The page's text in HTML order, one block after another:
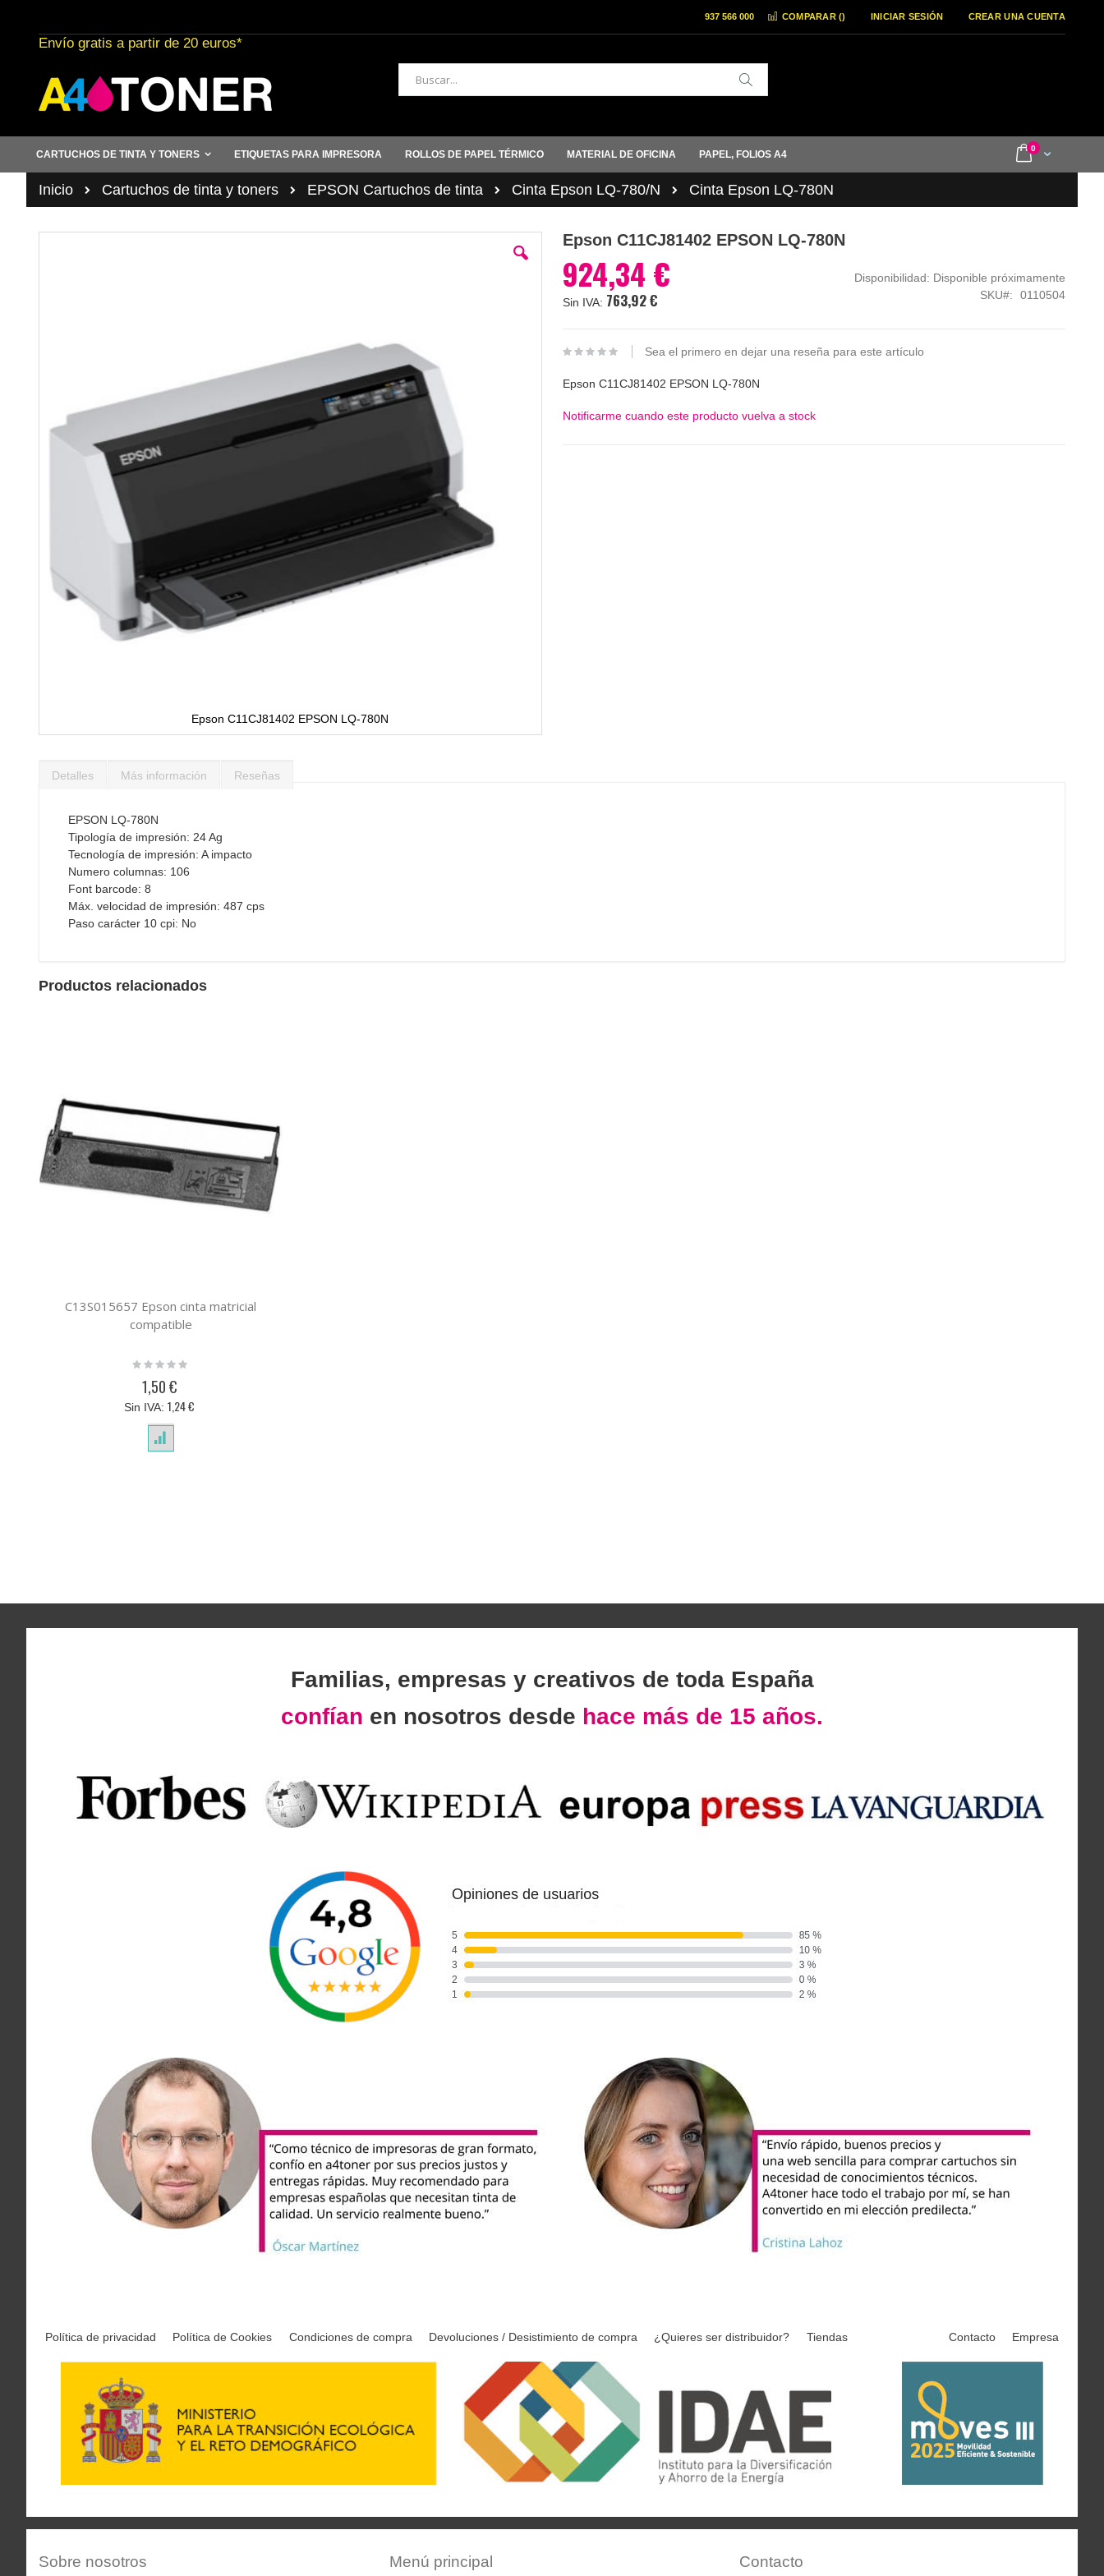
al
contenido
COMPARAR () INICIAR SESIÓN CREAR UNA CUENTA
937 566 000
Envío gratis a partir de 20 euros*
Buscar
Cart
0items
CARTUCHOS DE TINTA Y TONERS ETIQUETAS PARA IMPRESORA ROLLOS DE PAPEL TÉRMICO MATERIAL DE OFICINA PAPEL, FOLIOS A4
Inicio Cartuchos de tinta y toners EPSON Cartuchos de tinta Cinta Epson LQ-780/N Cinta Epson LQ-780N
Epson C11CJ81402 EPSON LQ-780N
comienzo
galería
imágenes
Epson C11CJ81402 EPSON LQ-780N
924,34 €
763,92 €
Disponibilidad: Disponible próximamente
SKU
0110504
Sea el primero en dejar una reseña para este artículo
Epson C11CJ81402 EPSON LQ-780N
Notificarme cuando este producto vuelva a stock
Detalles
EPSON LQ-780N
Tipología de impresión: 24 Ag
Tecnología de impresión: A impacto
Numero columnas: 106
Font barcode: 8
Máx. velocidad de impresión: 487 cps
Paso carácter 10 cpi: No
Más información Reseñas
Productos relacionados
C13S015657 Epson cinta matricial
compatible
Rating:
1,50 €
1,24 €
Familias, empresas y creativos de toda España
confían en nosotros desde hace más de 15 años.
Política de privacidad Política de Cookies Condiciones de compra Devoluciones / Desistimiento de compra ¿Quieres ser distribuidor? Tiendas Contacto Empresa
Sobre nosotros Menú principal Contacto